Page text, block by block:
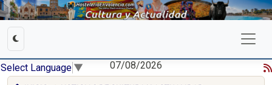
Select Language ▼ 07/08/2026